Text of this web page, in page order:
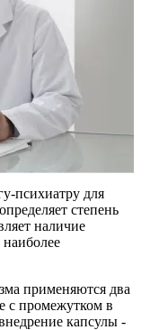
психиатру для
степень
наличие
применяются два
с промежутком в
капсулы -